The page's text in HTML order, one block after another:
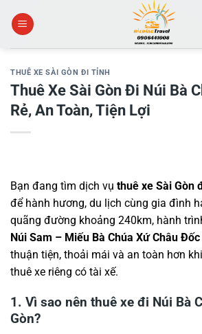
THUÊ XE SÀI GÒN ĐI TỈNH
Thuê Xe Sài Gòn Đi Núi Bà
Rẻ, An Toàn, Tiện Lợi
Bạn đang tìm dịch vụ thuê xe Sài Gòn
để hành hương, du lịch cùng gia đình
quãng đường khoảng 240km, hành
Núi Sam – Miếu Bà Chúa Xứ Châu
thuận tiện, thoải mái và an toàn hơn
thuê xe riêng có tài xế.
1. Vì sao nên thuê xe đi Núi Bà
Gòn?